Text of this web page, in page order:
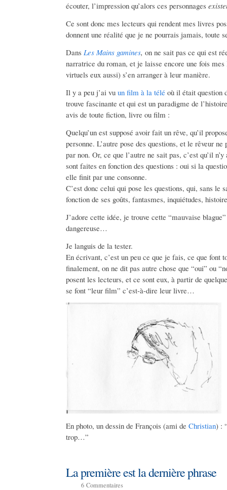
écouter, l’impression qu’alors ces personnages
Ce sont donc mes lecteurs qui rendent mes livres
donnent une réalité que je ne pourrais jamais, toute
Dans Les Mains gamines, on ne sait pas ce qui est
narratrice du roman, et je laisse encore une fois
virtuels eux aussi) s’en arranger à leur manière.
Il y a peu j’ai vu un film à la télé où il était question
trouve fascinante et qui est un paradigme de
avis de toute fiction, livre ou film :
Quelqu’un est supposé avoir fait un rêve, qu’il
personne. L’autre pose des questions, et le rêveur
par non. Or, ce que l’autre ne sait pas, c’est qu’il
sont faites en fonction des questions : oui si la
elle finit par une consonne.
C’est donc celui qui pose les questions, qui, sans le
fonction de ses goûts, fantasmes, inquiétudes,
J’adore cette idée, je trouve cette “mauvaise
dangereuse…
Je languis de la tester.
En écrivant, c’est un peu ce que je fais, ce que font
finalement, on ne dit pas autre chose que “oui” ou
posent les lecteurs, et ce sont eux, à partir de
se font “leur film” c’est-à-dire leur livre…
En photo, un dessin de François (ami de Christian) :
trop…”
La première est la dernière phrase
6 Commentaires